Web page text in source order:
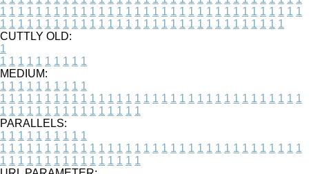
1 1 1 1 1 1 1 1 1 1 1 1 1 1 1 1 1 1 1 1 1 1 1 1 1 1 1 1 1 1 1 1 1 1
1 1 1 1 1 1 1 1 1 1 1 1 1 1 1 1 1 1 1 1 1 1 1 1 1 1 1 1 1 1 1 1
CUTTLY OLD:
1
1 1 1 1 1 1 1 1 1 1
MEDIUM:
1 1 1 1 1 1 1 1 1 1
1 1 1 1 1 1 1 1 1 1 1 1 1 1 1 1 1 1 1 1 1 1 1 1 1 1 1 1 1 1 1 1 1 1
1 1 1 1 1 1 1 1 1 1 1 1 1 1 1 1
PARALLELS:
1 1 1 1 1 1 1 1 1 1
1 1 1 1 1 1 1 1 1 1 1 1 1 1 1 1 1 1 1 1 1 1 1 1 1 1 1 1 1 1 1 1 1 1
1 1 1 1 1 1 1 1 1 1 1 1 1 1 1 1